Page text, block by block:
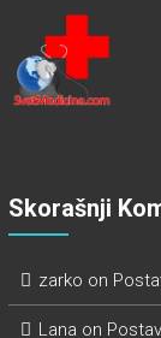
Skorašnji
zarko on
Lana on